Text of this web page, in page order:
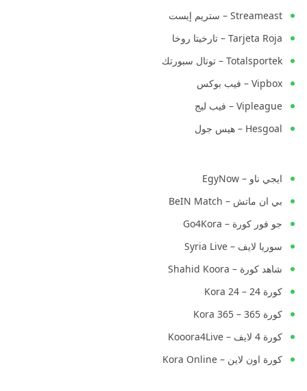
Streameast – ستريم إيست
Tarjeta Roja – تارخيتا روخا
Totalsportek – توتال سبورتك
Vipbox – فيب بوكس
Vipleague – فيب ليج
Hesgoal – هيس جول
ايجي ناو – EgyNow
بي ان ماتش – BeIN Match
جو فور كورة – Go4Kora
سوريا لايف – Syria Live
شاهد كورة – Shahid Koora
كورة 24 – Kora 24
كورة 365 – Kora 365
كورة 4 لايف – Kooora4Live
كورة اون لاين – Kora Online